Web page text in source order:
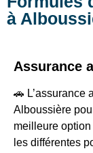
à
Assurance
🚗 L’assurance
Alboussière
meilleure
les différentes